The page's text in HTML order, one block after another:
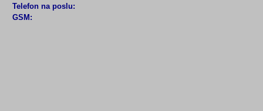
Telefon na poslu:
GSM: